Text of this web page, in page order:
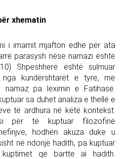
xhematin
i imamit mjafton edhe për ata
parasysh nëse namazi është
Shpeshherë është sulmuar
kundërshtarët e tyre, me
pa leximin e Fatihasë.
sa duhet analiza e thellë e
të ardhura në këtë kontekst.
për të kuptuar filozofinë
hodhën akuza duke u
në ndonjë hadith, pa kuptuar
që bartte ai hadith.